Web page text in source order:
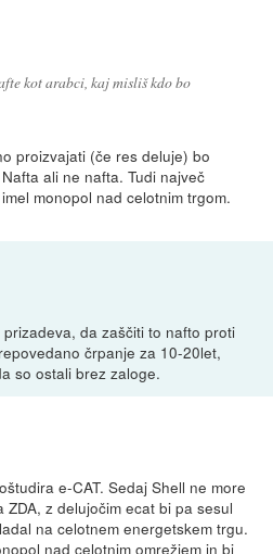
kot arabci, kaj misliš kdo bo
proizvajati (če res deluje) bo
ali ne nafta. Tudi največ
monopol nad celotnim trgom.
da zaščiti to nafto proti
črpanje za 10-20let,
so ostali brez zaloge.
e-CAT. Sedaj Shell ne more
z delujočim ecat bi pa sesul
na celotnem energetskem trgu.
nad celotnim omrežjem in bi